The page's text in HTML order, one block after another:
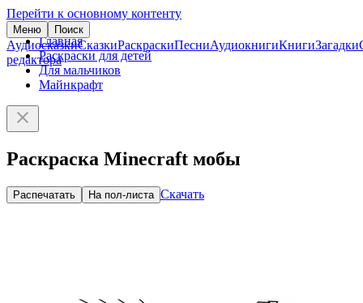
Перейти к основному контенту
Меню Поиск
АудиосказкиСказкиРаскраскиПесниАудиокнигиКнигиЗагадки
редактора
Главная
Раскраски для детей
Для мальчиков
Майнкрафт
Раскраска Minecraft мобы
Распечатать На пол-листа Скачать